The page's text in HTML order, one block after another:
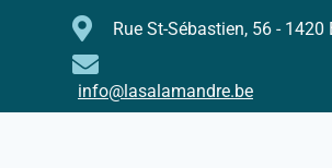
Rue St-Sébastien, 56 - 1420
info@lasalamandre.be